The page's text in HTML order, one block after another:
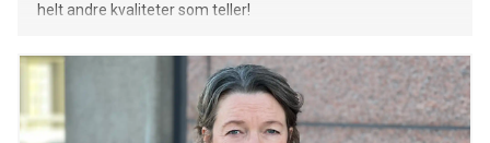
helt andre kvaliteter som teller!